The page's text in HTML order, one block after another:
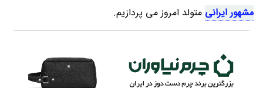
مشهور ایرانی متولد امروز می پردازیم.